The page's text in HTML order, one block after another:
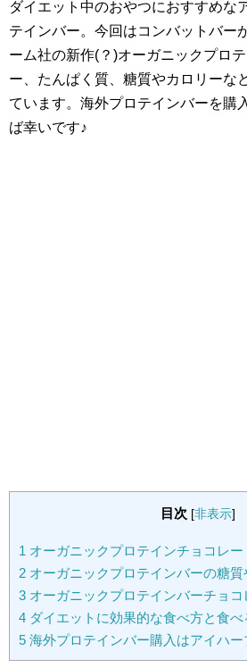
ダイエット中のおやつにおすすめな
テインバー。今回はコンバットバー
ーム社の新作(？)オーガニックプロ
ー、たんぱく質、糖質やカロリーな
ています。海外プロテインバーを購
ば幸いです♪
目次 [非表示]
1 オーガニックプロテインチョコレ
2 オーガニックプロテインバーの糖
3 オーガニックプロテインバーチョ
4 ダイエットに効果的な食べ方と食
5 海外プロテインバー購入はアイハ